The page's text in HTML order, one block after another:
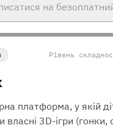
на
Рівень
платформа, у якій
власні 3D-ігри (гонки,